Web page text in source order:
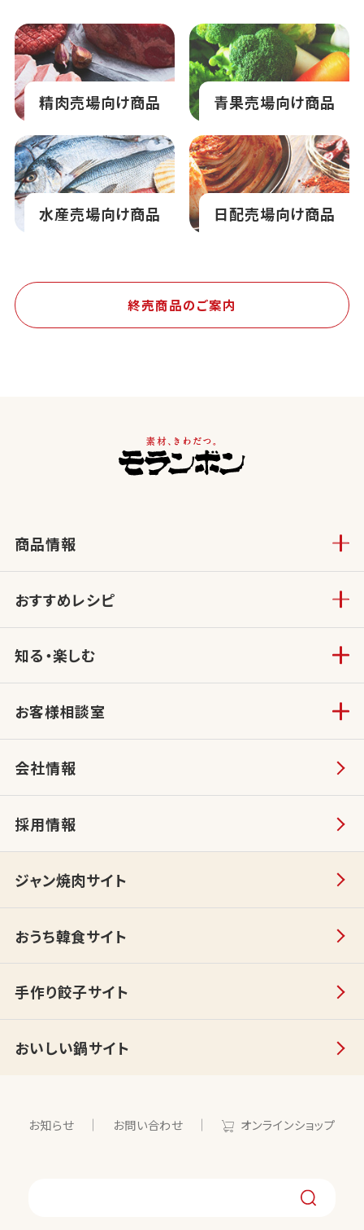
精肉売場向け商品 青果売場向け商品
水産売場向け商品 日配売場向け商品
終売商品のご案内
商品情報
おすすめレシピ
知る・楽しむ
お客様相談室
会社情報
採用情報
ジャン焼肉サイト
おうち韓食サイト
手作り餃子サイト
おいしい鍋サイト
お知らせ お問い合わせ オンラインショップ